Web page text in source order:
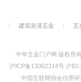
建筑装潢五金 五
中华五金门户网 版权所
沪ICP备13002314号 沪
中国互联网协会信用